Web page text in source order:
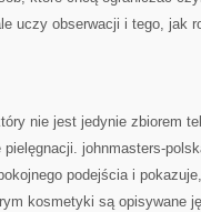
uczy obserwacji i tego, jak
nie jest jedynie zbiorem
johnmasters-
podejścia i
kosmetyki są opisywane